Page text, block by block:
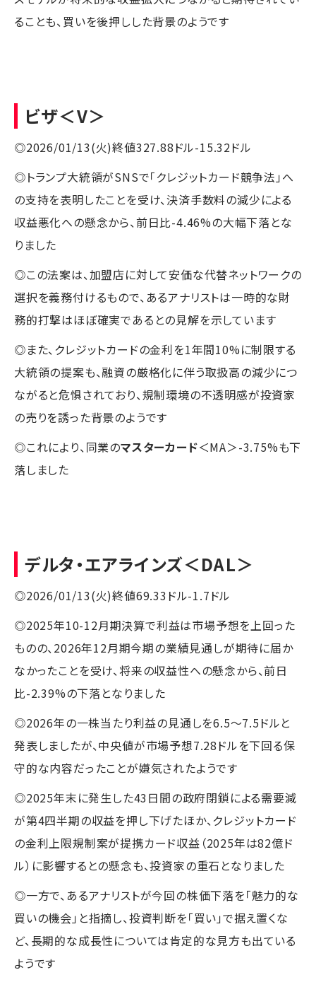
ることも、買いを後押しした背景のようです
ビザ＜V＞
◎2026/01/13(火)終値327.88ドル-15.32ドル
◎トランプ大統領がSNSで「クレジットカード競争法」へ
の支持を表明したことを受け、決済手数料の減少による
収益悪化への懸念から、前日比-4.46%の大幅下落とな
りました
◎この法案は、加盟店に対して安価な代替ネットワークの
選択を義務付けるもので、あるアナリストは一時的な財
務的打撃はほぼ確実であるとの見解を示しています
◎また、クレジットカードの金利を1年間10%に制限する
大統領の提案も、融資の厳格化に伴う取扱高の減少につ
ながると危惧されており、規制環境の不透明感が投資家
の売りを誘った背景のようです
◎これにより、同業のマスターカード＜MA＞-3.75%も下
落しました
デルタ・エアラインズ＜DAL＞
◎2026/01/13(火)終値69.33ドル-1.7ドル
◎2025年10-12月期決算で利益は市場予想を上回った
ものの、2026年12月期今期の業績見通しが期待に届か
なかったことを受け、将来の収益性への懸念から、前日
比-2.39%の下落となりました
◎2026年の一株当たり利益の見通しを6.5～7.5ドルと
発表しましたが、中央値が市場予想7.28ドルを下回る保
守的な内容だったことが嫌気されたようです
◎2025年末に発生した43日間の政府閉鎖による需要減
が第4四半期の収益を押し下げたほか、クレジットカード
の金利上限規制案が提携カード収益（2025年は82億ド
ル）に影響するとの懸念も、投資家の重石となりました
◎一方で、あるアナリストが今回の株価下落を「魅力的な
買いの機会」と指摘し、投資判断を「買い」で据え置くな
ど、長期的な成長性については肯定的な見方も出ている
ようです